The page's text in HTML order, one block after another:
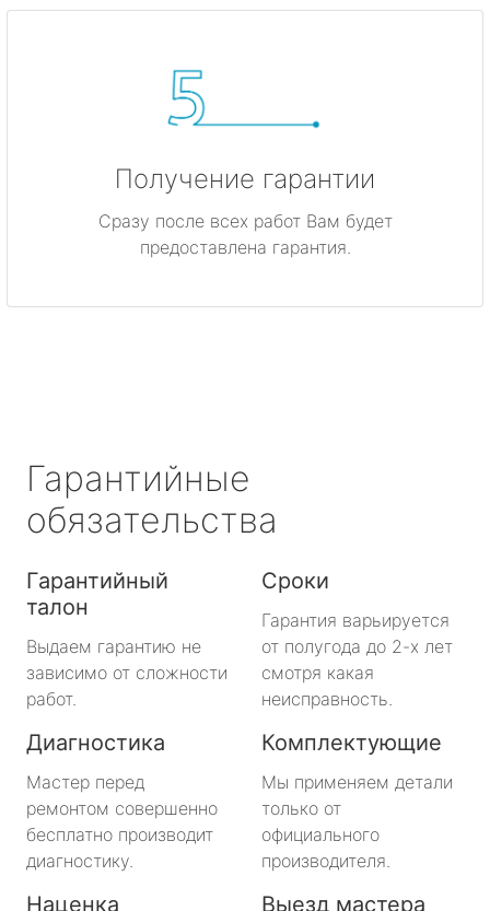
Получение гарантии
Сразу после всех работ Вам будет
предоставлена гарантия.
Гарантийные
обязательства
Гарантийный
талон
Выдаем гарантию не
зависимо от сложности
работ.
Сроки
Гарантия варьируется
от полугода до 2-х лет
смотря какая
неисправность.
Диагностика
Мастер перед
ремонтом совершенно
бесплатно производит
диагностику.
Комплектующие
Мы применяем детали
только от
официального
производителя.
Наценка Выезд мастера